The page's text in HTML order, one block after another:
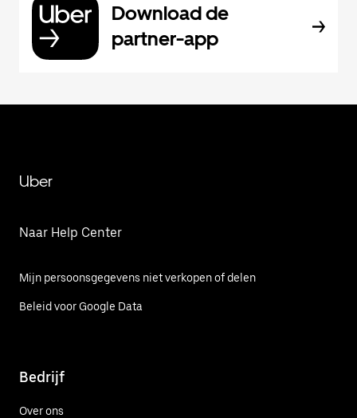
Download de
partner-app
Uber
Naar Help Center
Mijn persoonsgegevens niet verkopen of delen
Beleid voor Google Data
Bedrijf
Over ons